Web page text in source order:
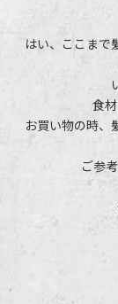
はい、ここまで
食
お買い物の時、
ご参